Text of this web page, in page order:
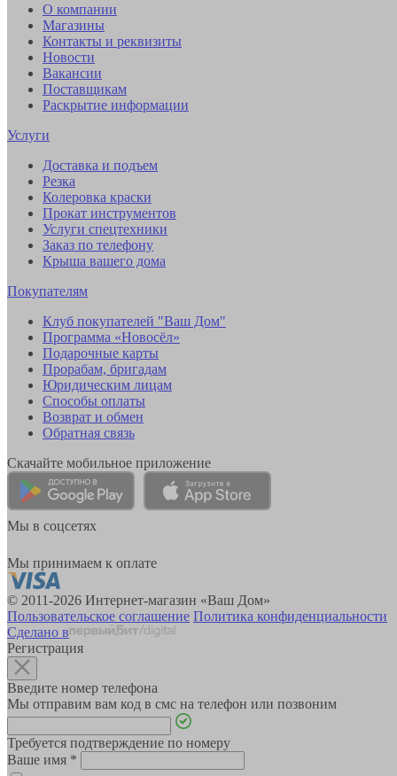
О компании
Магазины
Контакты и реквизиты
Новости
Вакансии
Поставщикам
Раскрытие информации
Услуги
Доставка и подъем
Резка
Колеровка краски
Прокат инструментов
Услуги спецтехники
Заказ по телефону
Крыша вашего дома
Покупателям
Клуб покупателей "Ваш Дом"
Программа «Новосёл»
Подарочные карты
Прорабам, бригадам
Юридическим лицам
Способы оплаты
Возврат и обмен
Обратная связь
Скачайте мобильное приложение
Мы в соцсетях
Мы принимаем к оплате
© 2011-2026 Интернет-магазин «Ваш Дом»
Пользовательское соглашение Политика конфиденциальности
Сделано в
Регистрация
Введите номер телефона
Мы отправим вам код в смс на телефон или позвоним
Требуется подтверждение по номеру
Ваше имя *